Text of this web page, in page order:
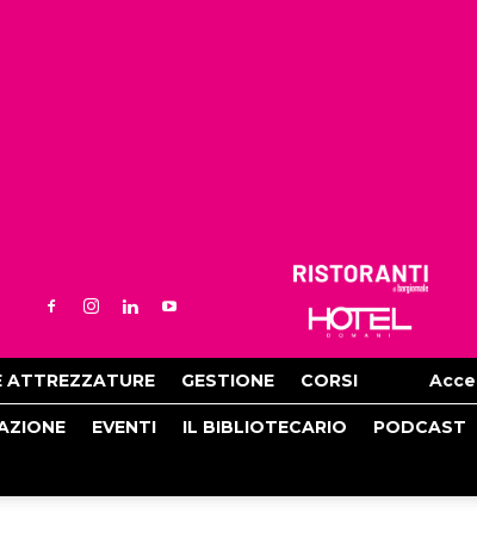
ATTREZZATURE GESTIONE CORSI
EVENTI IL BIBLIOTECARIO PODCAST